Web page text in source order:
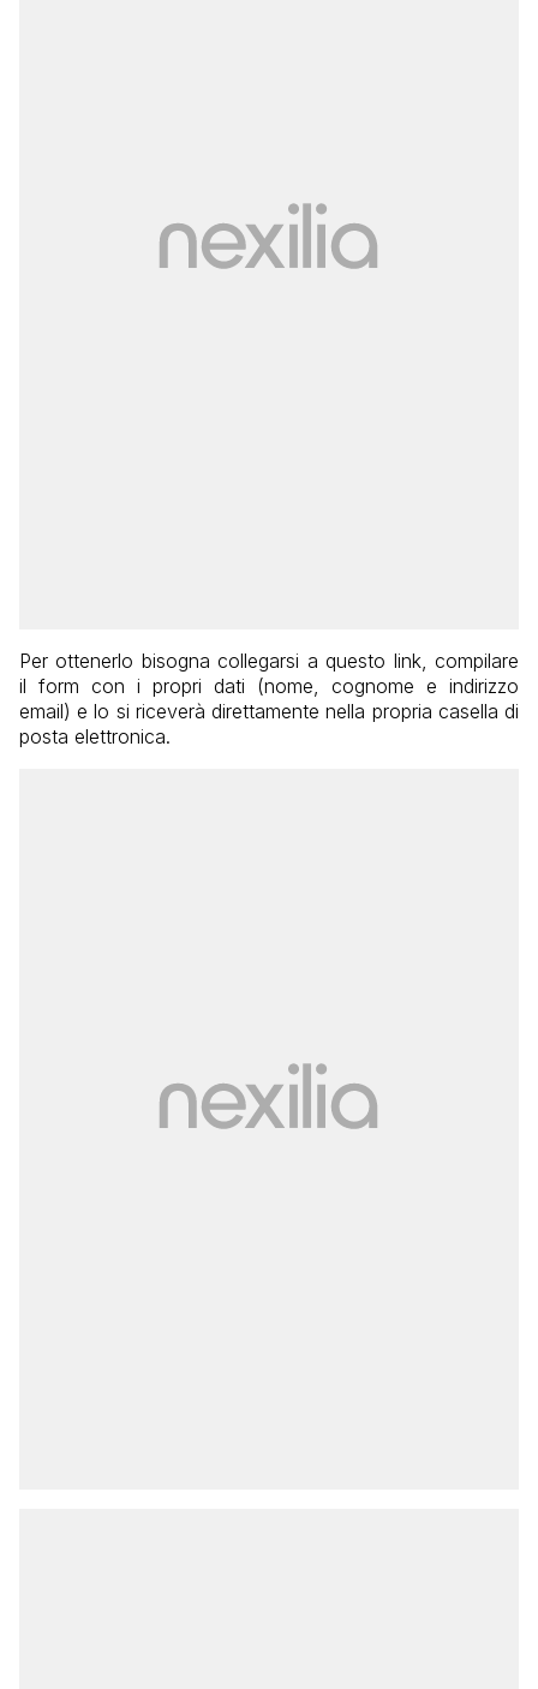
Per ottenerlo bisogna collegarsi a questo link, compilare
il form con i propri dati (nome, cognome e indirizzo
email) e lo si riceverà direttamente nella propria casella di
posta elettronica.